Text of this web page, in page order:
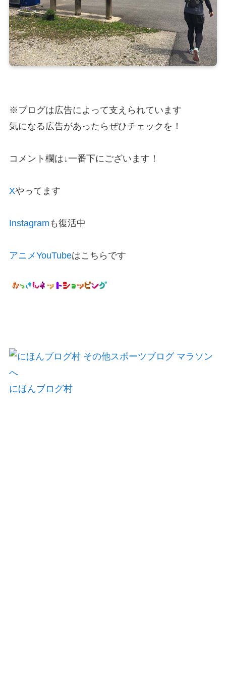
※ブログは広告によって支えられています
気になる広告があったらぜひチェックを！
コメント欄は↓一番下にございます！
Xやってます
Instagram も復活中
アニメYouTubeはこちらです
にほんブログ村